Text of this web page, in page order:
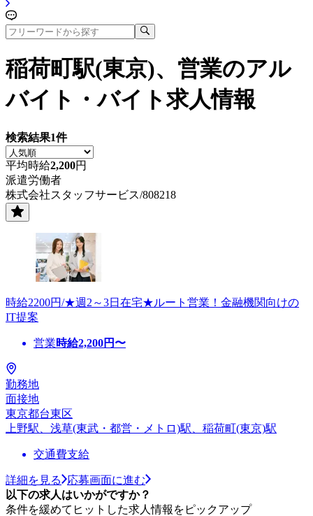
稲荷町駅(東京)、営業のアル
バイト・バイト求人情報
検索結果1件
平均時給2,200円
派遣労働者
株式会社スタッフサービス/808218
時給2200円/★週2～3日在宅★ルート営業！金融機関向けの
IT提案
営業時給2,200円〜
勤務地
面接地
東京都台東区
上野駅、浅草(東武・都営・メトロ)駅、稲荷町(東京)駅
交通費支給
詳細を見る
応募画面に進む
以下の求人はいかがですか？
条件を緩めてヒットした求人情報をピックアップ